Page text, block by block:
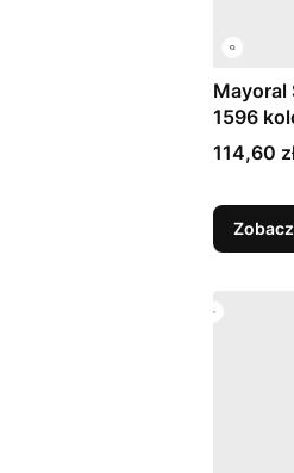
Mayoral
1596
Cena
114,60